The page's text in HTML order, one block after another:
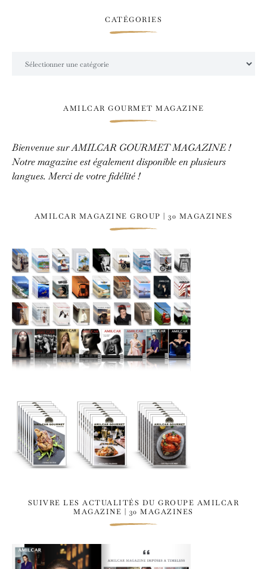
CATÉGORIES
AMILCAR GOURMET MAGAZINE
Bienvenue sur AMILCAR GOURMET MAGAZINE !
Notre magazine est également disponible en plusieurs
langues. Merci de votre fidélité !
AMILCAR MAGAZINE GROUP | 30 MAGAZINES
SUIVRE LES ACTUALITÉS DU GROUPE AMILCAR
MAGAZINE | 30 MAGAZINES